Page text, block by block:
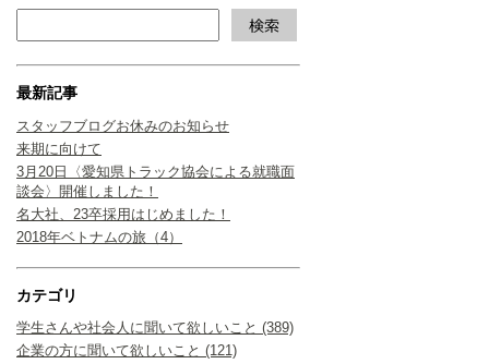
最新記事
スタッフブログお休みのお知らせ
来期に向けて
3月20日〈愛知県トラック協会による就職面
談会〉開催しました！
名大社、23卒採用はじめました！
2018年ベトナムの旅（4）
カテゴリ
学生さんや社会人に聞いて欲しいこと (389)
企業の方に聞いて欲しいこと (121)